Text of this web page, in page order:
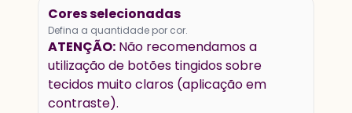
Cores selecionadas
Defina a quantidade por cor.
ATENÇÃO: Não recomendamos a
utilização de botões tingidos sobre
tecidos muito claros (aplicação em
contraste).